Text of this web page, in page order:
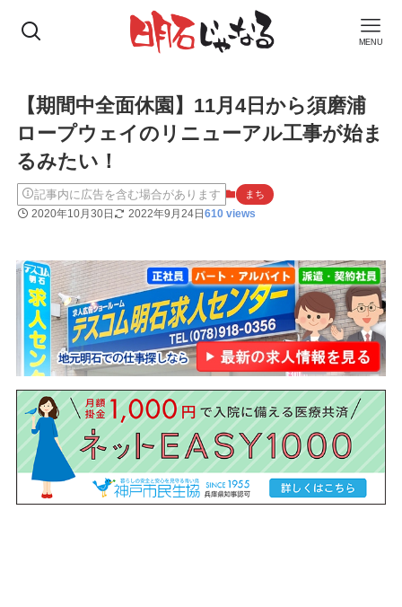
MENU
【期間中全面休園】11月4日から須磨浦
ロープウェイのリニューアル工事が始ま
るみたい！
記事内に広告を含む場合があります まち
2020年10月30日 2022年9月24日610 views